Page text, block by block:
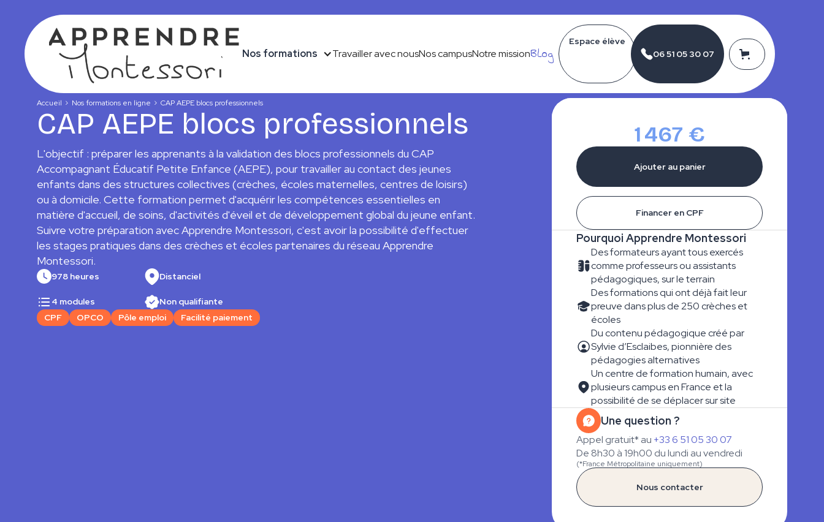
Nos formations Travailler avec nousNos campusNotre missionBlog
Espace élève
06 51 05 30 07
Accueil Nos formations en ligne CAP AEPE blocs professionnels
CAP AEPE blocs professionnels
L'objectif : préparer les apprenants à la validation des blocs professionnels du CAP
Accompagnant Éducatif Petite Enfance (AEPE), pour travailler au contact des jeunes
enfants dans des structures collectives (crèches, écoles maternelles, centres de loisirs)
ou à domicile. Cette formation permet d'acquérir les compétences essentielles en
matière d'accueil, de soins, d'activités d'éveil et de développement global du jeune enfant.
Suivre votre préparation avec Apprendre Montessori, c'est avoir la possibilité d'effectuer
les stages pratiques dans des crèches et écoles partenaires du réseau Apprendre
Montessori.
978 heures Distanciel
4 modules
Non qualifiante
CPF
OPCO Pôle emploi Facilité paiement
1 467 €
Financer en CPF
Pourquoi Apprendre Montessori
Des formateurs ayant tous exercés
comme professeurs ou assistants
pédagogiques, sur le terrain
Des formations qui ont déjà fait leur
preuve dans plus de 250 crèches et
écoles
Du contenu pédagogique créé par
Sylvie d’Esclaibes, pionnière des
pédagogies alternatives
Un centre de formation humain, avec
plusieurs campus en France et la
possibilité de se déplacer sur site
Une question ?
Appel gratuit* au +33 6 51 05 30 07
De 8h30 à 19h00 du lundi au vendredi
(*France Métropolitaine uniquement)
Nous contacter